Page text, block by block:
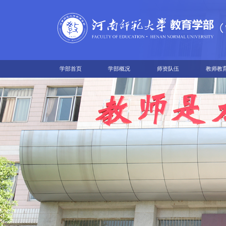
学部首页 学部概况 师资队伍 教师教